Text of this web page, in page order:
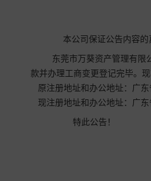
本公司保证公告内容
东莞市万葵资产管理有限
款并办理工商变更登记完毕。
原注册地址和办公地址：广
现注册地址和办公地址 ： 广
特此公告！